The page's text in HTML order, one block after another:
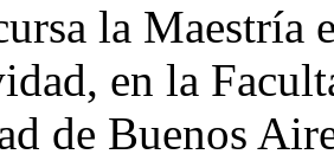
la Maestría
en la
de Buenos